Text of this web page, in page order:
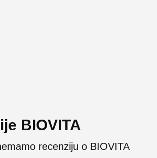
BIOVITA
recenziju o BIOVITA